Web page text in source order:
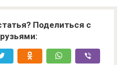
Поделиться с